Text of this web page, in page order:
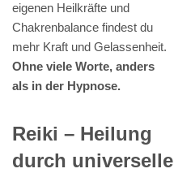
eigenen Heilkräfte und
Chakrenbalance findest du
mehr Kraft und Gelassenheit.
Ohne viele Worte, anders
als in der Hypnose.
Reiki – Heilung
durch universelle